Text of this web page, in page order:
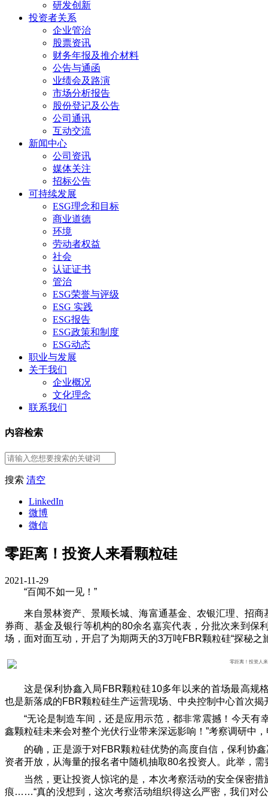
研发创新
投资者关系
企业管治
股票资讯
财务年报及推介材料
公告与通函
业绩会及路演
市场分析报告
股份登记及公告
公司通讯
互动交流
新闻中心
公司资讯
媒体关注
招标公告
可持续发展
ESG理念和目标
商业道德
环境
劳动者权益
社会
认证证书
管治
ESG荣誉与评级
ESG 实践
ESG报告
ESG政策和制度
ESG动态
职业与发展
关于我们
企业概况
文化理念
联系我们
内容检索
搜索 清空
LinkedIn
微博
微信
零距离！投资人来看颗粒硅
2021-11-29
“百闻不如一见！”
来自景林资产、景顺长城、海富通基金、农银汇理、招
券商、基金及银行等机构的80余名嘉宾代表，分批次来到保
场，面对面互动，开启了为期两天的3万吨FBR颗粒硅“探秘之
这是保利协鑫入局FBR颗粒硅10多年以来的首场最高规
也是新落成的FBR颗粒硅生产运营现场、中央控制中心首次揭
“无论是制造车间，还是应用示范，都非常震撼！今天
鑫颗粒硅未来会对整个光伏行业带来深远影响！”考察调研中
的确，正是源于对FBR颗粒硅优势的高度自信，保利协
资者开放，从海量的报名者中随机抽取80名投资人。此举，
当然，更让投资人惊诧的是，本次考察活动的安全保密
痕……“真的没想到，这次考察活动组织得这么严密，我们对